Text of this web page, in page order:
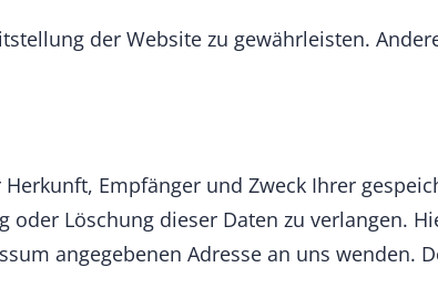
der Website zu gewährleisten.
Empfänger und Zweck Ihrer
Löschung dieser Daten zu verlangen.
angegebenen Adresse an uns wenden.